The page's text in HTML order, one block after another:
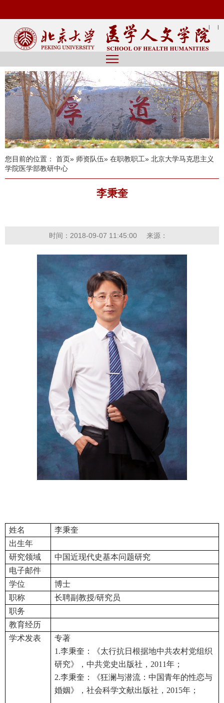
| |
您目前的位置： 首页» 师资队伍» 在职教职工» 北京大学马克思主义
学院医学部教研中心
李秉奎
时间：2018-09-07 11:45:00 来源：
姓名
李秉奎
出生年
研究领域
中国近现代史基本问题研究
电子邮件
学位
博士
职称
长聘副教授/研究员
职务
教育经历
学术发表
专著
1.李秉奎：《太行抗日根据地中共农村党组织
研究》，中共党史出版社，2011年；
2.李秉奎：《狂澜与潜流：中国青年的性恋与
婚姻》，社会科学文献出版社，2015年；